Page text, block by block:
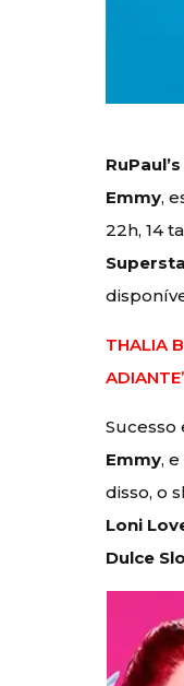
Emmy,
22h, 14
THALIA
Emmy,
disso, o
Loni
Dulce